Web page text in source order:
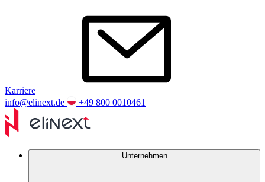
Karriere
info@elinext.de
+49 800 0010461
Unternehmen